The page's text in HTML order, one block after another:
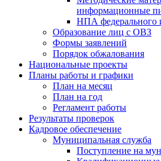
информационные
НПА федерального
Образование лиц с ОВЗ
Формы заявлений
Порядок обжалования
Национальные проекты
Планы работы и графики
План на месяц
План на год
Регламент работы
Результаты проверок
Кадровое обеспечение
Муниципальная служба
Поступление на